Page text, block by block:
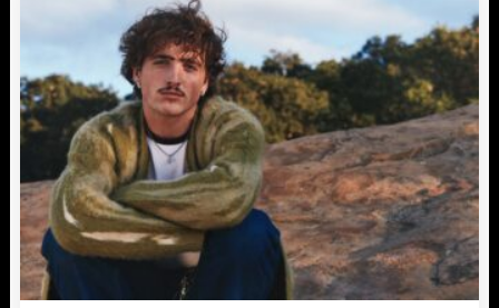
#NEBUDUDOMA
KALENDÁŘ
KVÍZY
VIP
TRENDY
PROGRAM
PLAYLIST
JAK NALADIT
SOUTĚŽE